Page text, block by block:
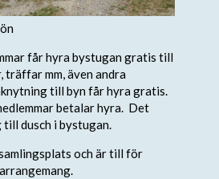
får hyra bystugan gratis till
mm, även andra
till byn får hyra gratis.
betalar hyra. Det
dusch i bystugan.
och är till för